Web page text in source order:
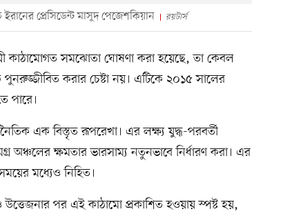
ইরানের প্রেসিডেন্ট মাসুদ পেজেশকিয়ান রয়টার্স
কাঠামোগত সমঝোতা ঘোষণা করা হয়েছে, তা কেবল
করার চেষ্টা নয়। এটিকে ২০১৫ সালের
পারে।
এক বিস্তৃত রূপরেখা। এর লক্ষ্য যুদ্ধ-পরবর্তী
অঞ্চলের ক্ষমতার ভারসাম্য নতুনভাবে নির্ধারণ করা। এর
মধ্যেও নিহিত।
পর এই কাঠামো প্রকাশিত হওয়ায় স্পষ্ট হয়,